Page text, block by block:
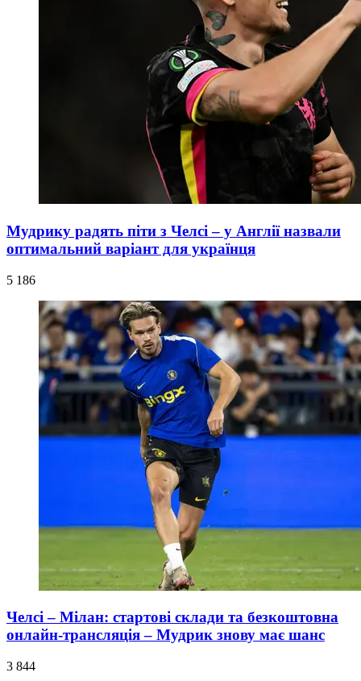
Мудрику радять піти з Челсі – у Англії назвали
оптимальний варіант для українця
5 186
Челсі – Мілан: стартові склади та безкоштовна
онлайн-трансляція – Мудрик знову має шанс
3 844